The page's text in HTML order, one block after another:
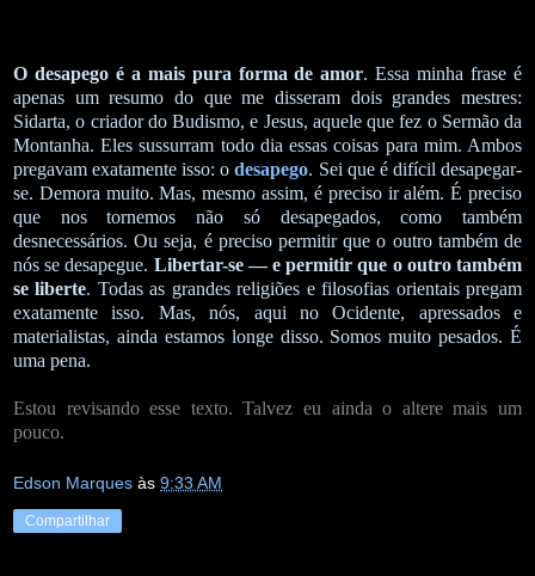
O desapego é a mais pura forma de amor. Essa minha frase é
apenas um resumo do que me disseram dois grandes mestres:
Sidarta, o criador do Budismo, e Jesus, aquele que fez o Sermão da
Montanha. Eles sussurram todo dia essas coisas para mim. Ambos
pregavam exatamente isso: odesapego. Sei que é difícil desapegar-
se. Demora muito. Mas, mesmo assim, é preciso ir além. É preciso
que nos tornemos não só desapegados, como também
desnecessários. Ou seja, é preciso permitir que o outro também de
nós se desapegue. Libertar-se — e permitir que o outro também
se liberte. Todas as grandes religiões e filosofias orientais pregam
exatamente isso. Mas, nós, aqui no Ocidente, apressados e
materialistas, ainda estamos longe disso. Somos muito pesados. É
uma pena.
Estou revisando esse texto. Talvez eu ainda o altere mais um
pouco.
Edson Marques às 9:33 AM
Compartilhar